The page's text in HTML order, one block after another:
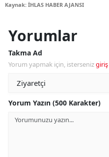
Kaynak: İHLAS HABER AJANSI
Yorumlar
Takma Ad
Yorum yapmak için, istersenizgiriş
Yorum Yazın (500 Karakter)